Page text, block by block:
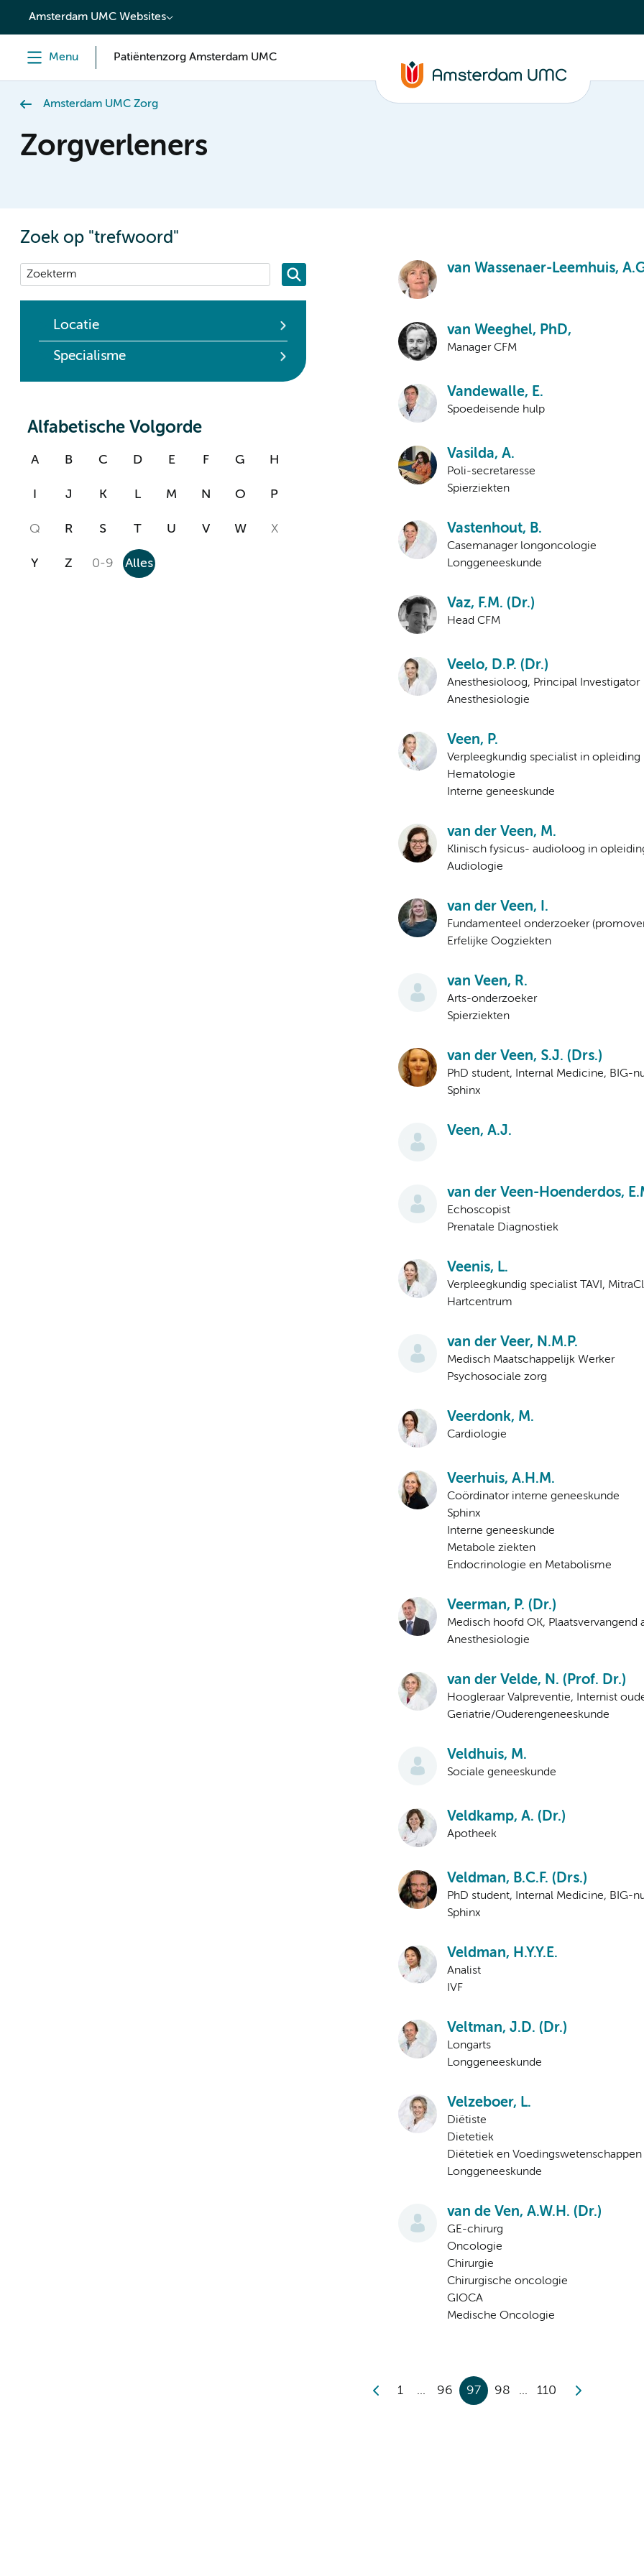
content
Amsterdam UMC Websites
Menu Patiëntenzorg Amsterdam UMC
Amsterdam UMC Zorg
Zorgverleners
Zoek op "trefwoord"
Locatie
Specialisme
Alfabetische Volgorde
A B C D E F G H
J K L M N O P
Q R S T U V W X
Y Z 0-9 Alles
van Wassenaer-Leemhuis,
van Weeghel, PhD,
Manager CFM
Vandewalle, E.
Spoedeisende hulp
Vasilda, A.
Poli-secretaresse
Spierziekten
Vastenhout, B.
Casemanager longoncologie
Longgeneeskunde
Vaz, F.M. (Dr.)
Head CFM
Veelo, D.P. (Dr.)
Anesthesioloog, Principal Investigator
Anesthesiologie
Veen, P.
Verpleegkundig specialist in opleiding
Hematologie
Interne geneeskunde
van der Veen, M.
Klinisch fysicus- audioloog in
Audiologie
van der Veen, I.
Fundamenteel onderzoeker
Erfelijke Oogziekten
van Veen, R.
Arts-onderzoeker
Spierziekten
van der Veen, S.J. (Drs.)
PhD student, Internal Medicine, BIG-
Sphinx
Veen, A.J.
van der Veen-Hoenderdos,
Echoscopist
Prenatale Diagnostiek
Veenis, L.
Verpleegkundig specialist TAVI,
Hartcentrum
van der Veer, N.M.P.
Medisch Maatschappelijk Werker
Psychosociale zorg
Veerdonk, M.
Cardiologie
Veerhuis, A.H.M.
Coördinator interne geneeskunde
Sphinx
Interne geneeskunde
Metabole ziekten
Endocrinologie en Metabolisme
Veerman, P. (Dr.)
Medisch hoofd OK, Plaatsvervangend
Anesthesiologie
van der Velde, N. (Prof. Dr.)
Hoogleraar Valpreventie, Internist
Geriatrie/Ouderengeneeskunde
Veldhuis, M.
Sociale geneeskunde
Veldkamp, A. (Dr.)
Apotheek
Veldman, B.C.F. (Drs.)
PhD student, Internal Medicine, BIG-
Sphinx
Veldman, H.Y.Y.E.
Analist
IVF
Veltman, J.D. (Dr.)
Longarts
Longgeneeskunde
Velzeboer, L.
Diëtiste
Dietetiek
Diëtetiek en Voedingswetenschappen
Longgeneeskunde
van de Ven, A.W.H. (Dr.)
GE-chirurg
Oncologie
Chirurgie
Chirurgische oncologie
GIOCA
Medische Oncologie
1 96 97 98 110